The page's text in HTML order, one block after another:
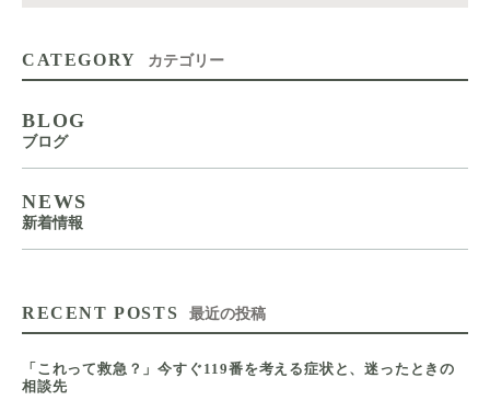
CATEGORY カテゴリー
BLOG
ブログ
NEWS
新着情報
RECENT POSTS 最近の投稿
「これって救急？」今すぐ119番を考える症状と、迷ったときの
相談先